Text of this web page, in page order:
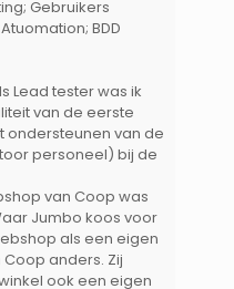
Gebruikers
BDD
Lead tester was ik
van de eerste
ondersteunen van de
personeel) bij de
van Coop was
Jumbo koos voor
als een eigen
anders. Zij
ook een eigen